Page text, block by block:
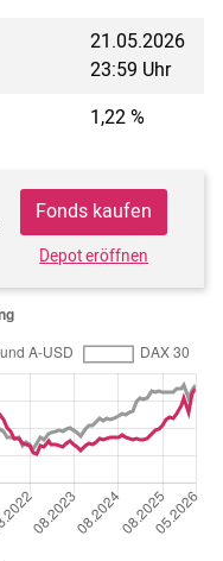
21.05.2026
23:59 Uhr
1,22 %
Fonds kaufen
Depot eröffnen